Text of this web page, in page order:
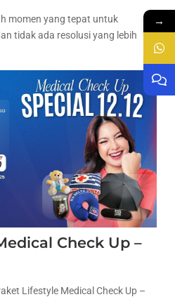
momen yang tepat untuk
tidak ada resolusi yang lebih
Check Up –
Lifestyle Medical Check Up –
→